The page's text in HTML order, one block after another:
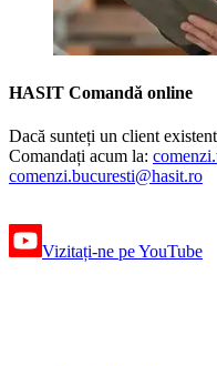
HASIT Comandă online
Dacă sunteți un client
Comandați acum la:
comenzi.bucuresti@hasit.ro
Vizitați-ne pe YouTube